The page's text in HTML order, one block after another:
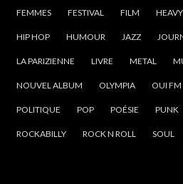
FEMMES FESTIVAL FILM
HIP HOP HUMOUR JAZZ
LA PARIZIENNE LIVRE METAL
NOUVEL ALBUM OLYMPIA OUI FM
POLITIQUE POP POÉSIE PUNK
ROCKABILLY ROCK N ROLL SOUL